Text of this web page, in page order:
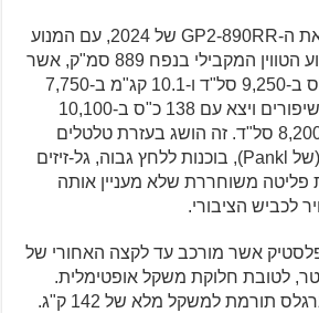
כעת מציגים בקרמר את ה-GP2-890RR של 2024, עם המנוע
. מנוע הטווין המקבילי בנפח 889 סמ"ק, אשר
מספק במקור 121 כ"ס ב-9,250 סל"ד ו-10.1 קג"מ ב-7,750
סל"ד, נכנס לסדנת השיפורים ויצא עם 138 כ"ס ב-10,100
סל"ד ו-10.2 קג"מ ב-8,200 סל"ד. זה הושג בעזרת טלטלים
ושסתומים מטיטניום (של Pankl), בוכנות ללחץ גבוה, גל-זיזים
פליטה משוחררת שלא מעניין אותה
לכביש הציבורי.
אשר מורכב עד לקצה האחורי של
בנפח 16 ליטר, לטובת חלוקת משקל אופטימלית.
מעטפת פיירינג מפיברגלס תורמת למשקל מלא של 142 ק"ג.